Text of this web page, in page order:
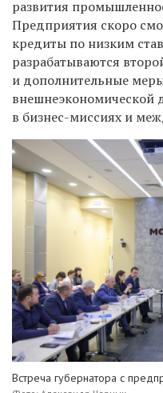
развития
Предприятия скоро
кредиты по низким
разрабатываются
и дополнительные
внешнеэкономической
в бизнес-миссиях и
Встреча губернатора с